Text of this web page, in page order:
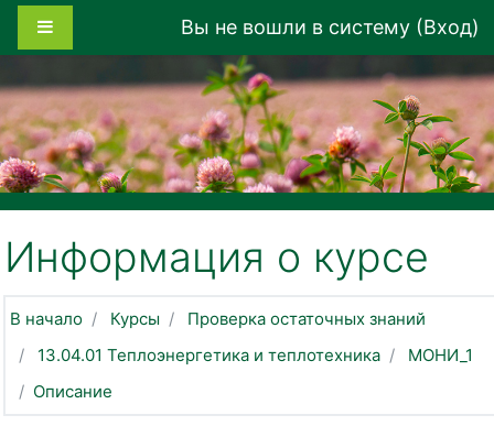
Перейти к основному содержанию
Вы не вошли в систему (Вход)
Информация о курсе
В начало Курсы
Проверка остаточных знаний
13.04.01 Теплоэнергетика и теплотехника
МОНИ_1
Описание